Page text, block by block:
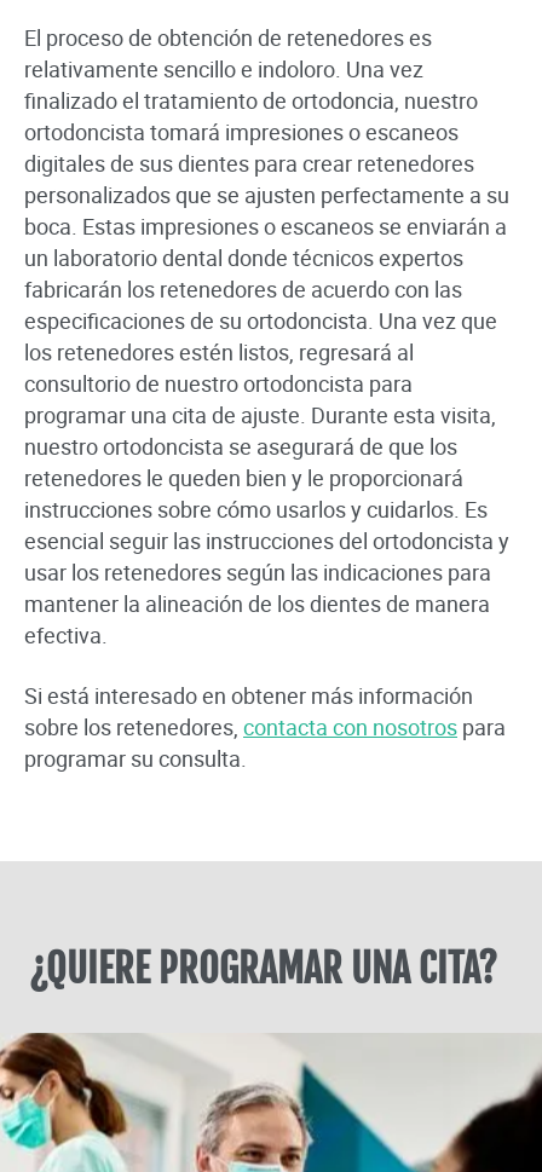
El proceso de obtención de retenedores es
relativamente sencillo e indoloro. Una vez
finalizado el tratamiento de ortodoncia, nuestro
ortodoncista tomará impresiones o escaneos
digitales de sus dientes para crear retenedores
personalizados que se ajusten perfectamente a su
boca. Estas impresiones o escaneos se enviarán a
un laboratorio dental donde técnicos expertos
fabricarán los retenedores de acuerdo con las
especificaciones de su ortodoncista. Una vez que
los retenedores estén listos, regresará al
consultorio de nuestro ortodoncista para
programar una cita de ajuste. Durante esta visita,
nuestro ortodoncista se asegurará de que los
retenedores le queden bien y le proporcionará
instrucciones sobre cómo usarlos y cuidarlos. Es
esencial seguir las instrucciones del ortodoncista y
usar los retenedores según las indicaciones para
mantener la alineación de los dientes de manera
efectiva.
Si está interesado en obtener más información
sobre los retenedores, contacta con nosotros para
programar su consulta.
¿QUIERE PROGRAMAR UNA CITA?